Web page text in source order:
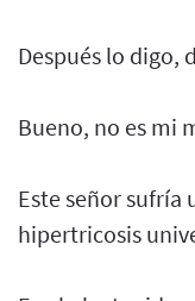
Después lo digo,
Bueno, no es mi
Este señor sufría
hipertricosis